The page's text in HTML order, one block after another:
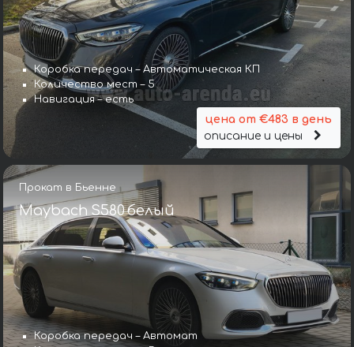
Коробка передач – Автоматическая КП
Количество мест – 5
Навигация – есть
цена от €483 в день
описание и цены
Прокат в Бьенне
Maybach S580 белый
Коробка передач – Автомат